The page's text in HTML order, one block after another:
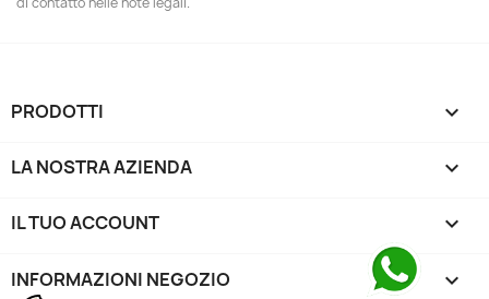
PRODOTTI 
LA NOSTRA AZIENDA 
IL TUO ACCOUNT 
INFORMAZIONI NEGOZIO keyboard_arrow_down